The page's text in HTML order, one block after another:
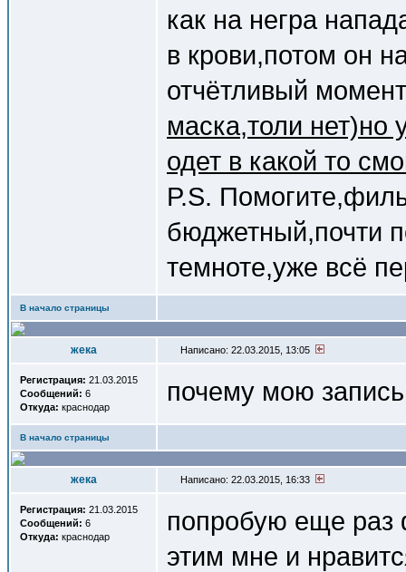
как на негра
в крови,потом он
отчётливый
маска,толи нет)но
одет в какой то
P.S.
бюджетный,почти
темноте,уже всё
В начало страницы
жека Написано: 22.03.2015, 13:05
Регистрация: 21.03.2015
Сообщений: 6
Откуда: краснодар
почему мою
В начало страницы
жека Написано: 22.03.2015, 16:33
Регистрация: 21.03.2015
Сообщений: 6
Откуда: краснодар
попробую еще раз
этим мне и